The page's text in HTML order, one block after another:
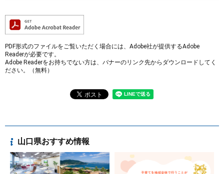
PDF形式のファイルをご覧いただく場合には、Adobe社が提供するAdobe
Readerが必要です。
Adobe Readerをお持ちでない方は、バナーのリンク先からダウンロードしてく
ださい。（無料）
山口県おすすめ情報